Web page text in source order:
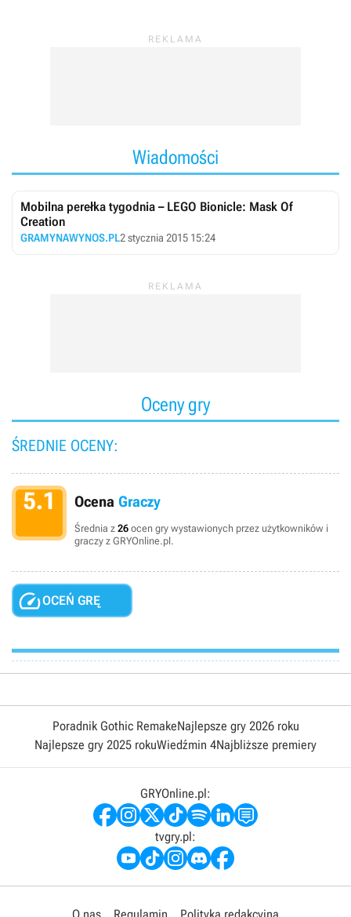
Wiadomości
Mobilna perełka tygodnia – LEGO Bionicle: Mask Of
Creation
GRAMYNAWYNOS.PL2 stycznia 2015 15:24
Oceny gry
ŚREDNIE OCENY:
5.1 Ocena Graczy
Średnia z 26 ocen gry wystawionych przez użytkowników i
graczy z GRYOnline.pl.
OCEŃ GRĘ
Poradnik Gothic RemakeNajlepsze gry 2026 roku
Najlepsze gry 2025 rokuWiedźmin 4Najbliższe premiery
GRYOnline.pl:
tvgry.pl: